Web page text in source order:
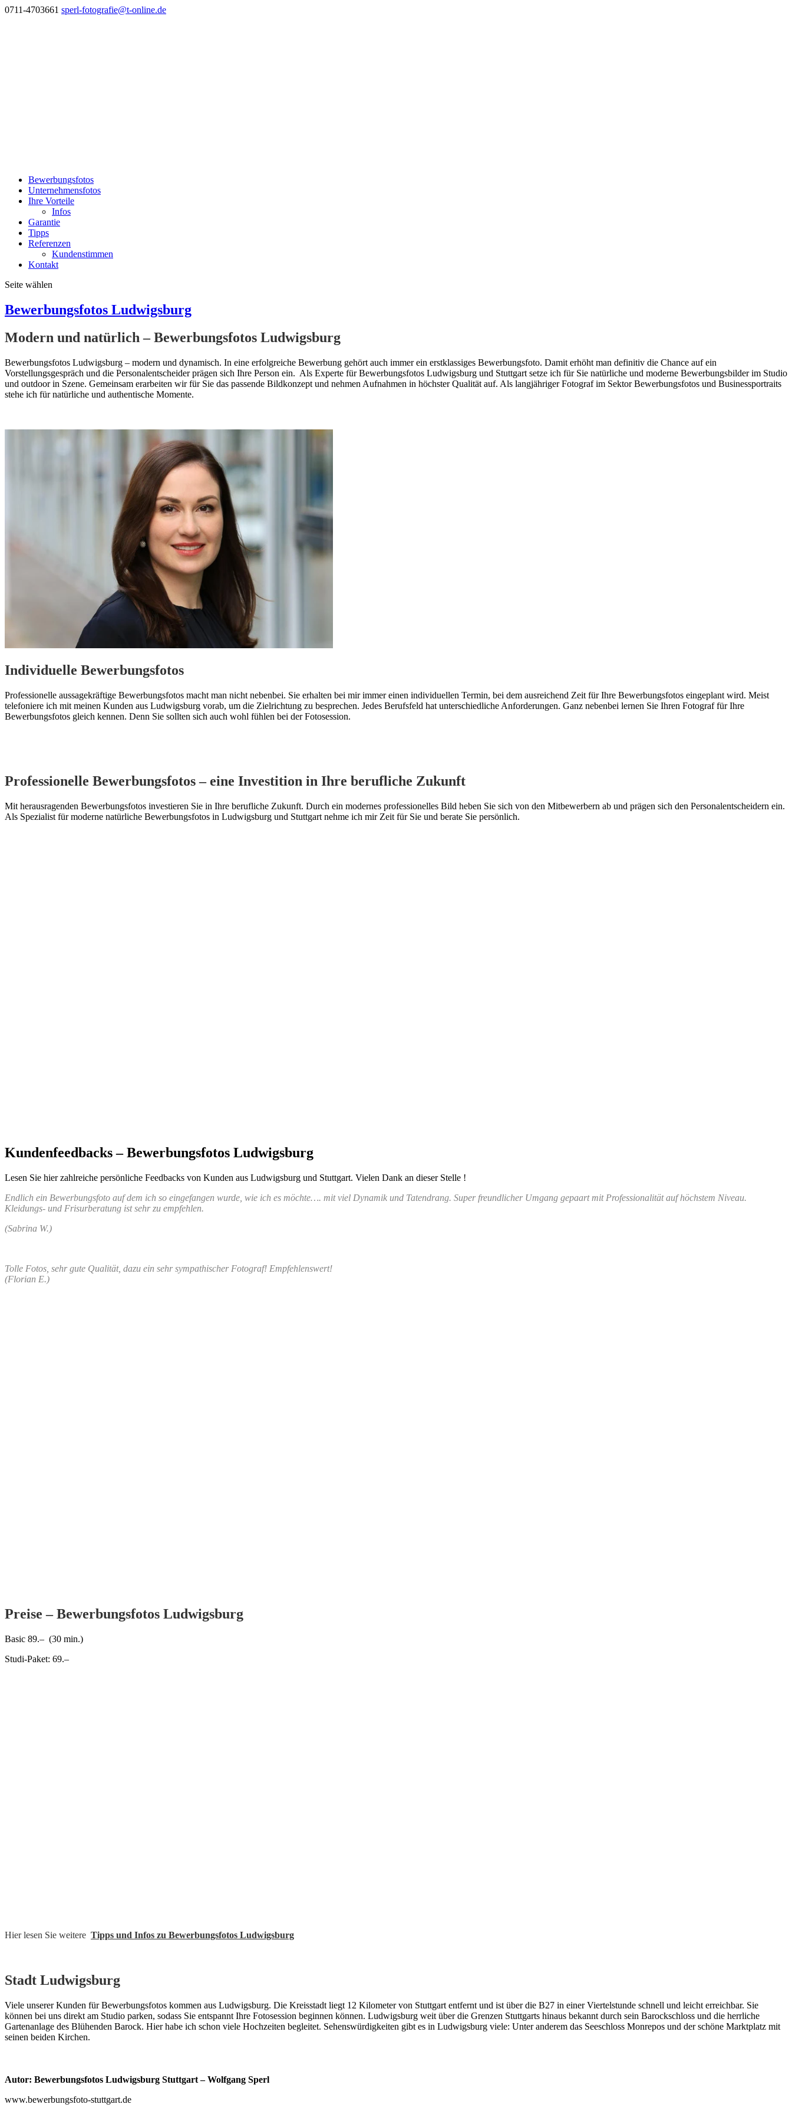
0711-4703661 sperl-fotografie@t-online.de
Bewerbungsfotos
Unternehmensfotos
Ihre Vorteile
Infos
Garantie
Tipps
Referenzen
Kundenstimmen
Kontakt
Seite wählen
Bewerbungsfotos Ludwigsburg
Modern und natürlich – Bewerbungsfotos Ludwigsburg
Bewerbungsfotos Ludwigsburg – modern und dynamisch. In eine erfolgreiche Bewerbung gehört auch immer ein erstklassiges Bewerbungsfoto. Damit erhöht man definitiv die Chance auf ein
Vorstellungsgespräch und die Personalentscheider prägen sich Ihre Person ein. Als Experte für Bewerbungsfotos Ludwigsburg und Stuttgart setze ich für Sie natürliche und moderne Bewerbungsbilder im Studio
und outdoor in Szene. Gemeinsam erarbeiten wir für Sie das passende Bildkonzept und nehmen Aufnahmen in höchster Qualität auf. Als langjähriger Fotograf im Sektor Bewerbungsfotos und Businessportraits
stehe ich für natürliche und authentische Momente.
Individuelle Bewerbungsfotos
Professionelle aussagekräftige Bewerbungsfotos macht man nicht nebenbei. Sie erhalten bei mir immer einen individuellen Termin, bei dem ausreichend Zeit für Ihre Bewerbungsfotos eingeplant wird. Meist
telefoniere ich mit meinen Kunden aus Ludwigsburg vorab, um die Zielrichtung zu besprechen. Jedes Berufsfeld hat unterschiedliche Anforderungen. Ganz nebenbei lernen Sie Ihren Fotograf für Ihre
Bewerbungsfotos gleich kennen. Denn Sie sollten sich auch wohl fühlen bei der Fotosession.
Professionelle Bewerbungsfotos – eine Investition in Ihre berufliche Zukunft
Mit herausragenden Bewerbungsfotos investieren Sie in Ihre berufliche Zukunft. Durch ein modernes professionelles Bild heben Sie sich von den Mitbewerbern ab und prägen sich den Personalentscheidern ein.
Als Spezialist für moderne natürliche Bewerbungsfotos in Ludwigsburg und Stuttgart nehme ich mir Zeit für Sie und berate Sie persönlich.
Kundenfeedbacks – Bewerbungsfotos Ludwigsburg
Lesen Sie hier zahlreiche persönliche Feedbacks von Kunden aus Ludwigsburg und Stuttgart. Vielen Dank an dieser Stelle !
Endlich ein Bewerbungsfoto auf dem ich so eingefangen wurde, wie ich es möchte…. mit viel Dynamik und Tatendrang. Super freundlicher Umgang gepaart mit Professionalität auf höchstem Niveau.
Kleidungs- und Frisurberatung ist sehr zu empfehlen.
(Sabrina W.)
Tolle Fotos, sehr gute Qualität, dazu ein sehr sympathischer Fotograf! Empfehlenswert!
(Florian E.)
Preise – Bewerbungsfotos Ludwigsburg
Basic 89.– (30 min.)
Studi-Paket: 69.–
Hier lesen Sie weitere Tipps und Infos zu Bewerbungsfotos Ludwigsburg
Stadt Ludwigsburg
Viele unserer Kunden für Bewerbungsfotos kommen aus Ludwigsburg. Die Kreisstadt liegt 12 Kilometer von Stuttgart entfernt und ist über die B27 in einer Viertelstunde schnell und leicht erreichbar. Sie
können bei uns direkt am Studio parken, sodass Sie entspannt Ihre Fotosession beginnen können. Ludwigsburg weit über die Grenzen Stuttgarts hinaus bekannt durch sein Barockschloss und die herrliche
Gartenanlage des Blühenden Barock. Hier habe ich schon viele Hochzeiten begleitet. Sehenswürdigkeiten gibt es in Ludwigsburg viele: Unter anderem das Seeschloss Monrepos und der schöne Marktplatz mit
seinen beiden Kirchen.
Autor: Bewerbungsfotos Ludwigsburg Stuttgart – Wolfgang Sperl
www.bewerbungsfoto-stuttgart.de